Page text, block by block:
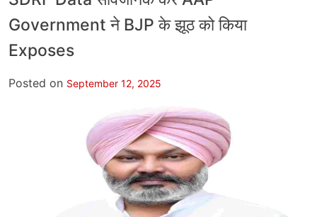
Government ने BJP के झूठ को किया
Exposes
Posted on September 12, 2025